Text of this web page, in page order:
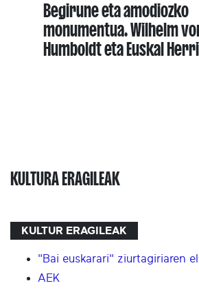
Begirune eta amodiozko
monumentua. Wilhelm
Humboldt eta Euskal
KULTURA ERAGILEAK
KULTUR ERAGILEAK
"Bai euskarari" ziurtagiriaren
AEK